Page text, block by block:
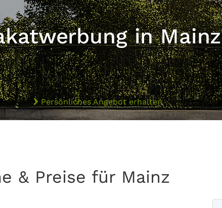
in Mainz
Persönliches Angebot erhalten
& Preise für Mainz